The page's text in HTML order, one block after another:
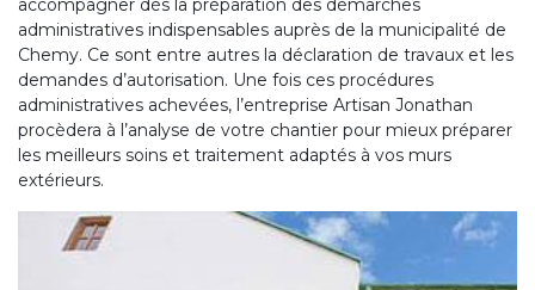
accompagner dès la préparation des démarches
administratives indispensables auprès de la municipalité de
Chemy. Ce sont entre autres la déclaration de travaux et les
demandes d’autorisation. Une fois ces procédures
administratives achevées, l’entreprise Artisan Jonathan
procèdera à l’analyse de votre chantier pour mieux préparer
les meilleurs soins et traitement adaptés à vos murs
extérieurs.